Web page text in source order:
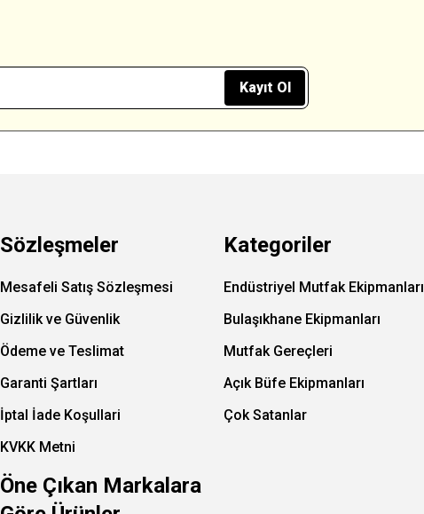
Kayıt Ol
Sözleşmeler
Mesafeli Satış Sözleşmesi
Gizlilik ve Güvenlik
Ödeme ve Teslimat
Garanti Şartları
İptal İade Koşullari
KVKK Metni
Kategoriler
Endüstriyel Mutfak Ekipmanları
Bulaşıkhane Ekipmanları
Mutfak Gereçleri
Açık Büfe Ekipmanları
Çok Satanlar
Öne Çıkan Markalara